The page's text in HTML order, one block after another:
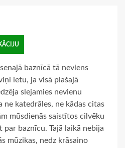
baznīcā tā neviens
ietu, ja visā plašajā
slejamies nevienu
ne katedrāles, ne kādas citas
mūsdienās saistītos cilvēku
baznīcu. Tajā laikā nebija
mūzikas, nedz krāsaino